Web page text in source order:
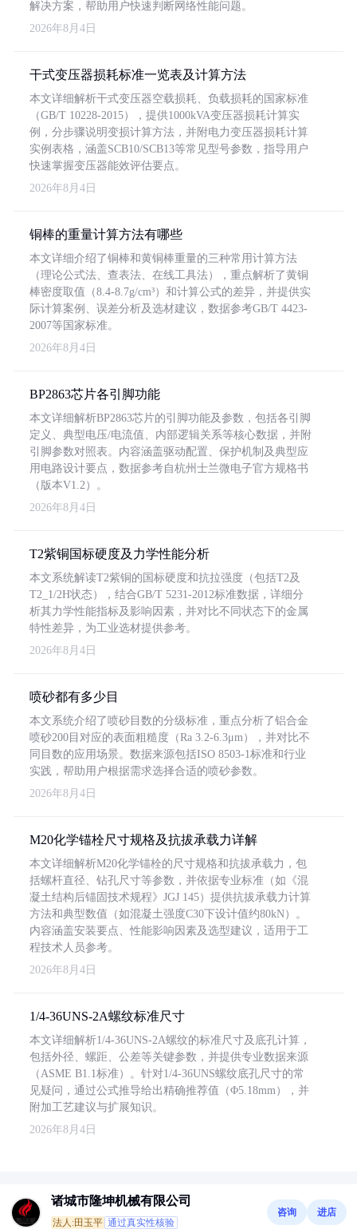
解决方案，帮助用户快速判断网络性能问题。
2026年8月4日
干式变压器损耗标准一览表及计算方法
本文详细解析干式变压器空载损耗、负载损耗的国家标准
（GB/T 10228-2015），提供1000kVA变压器损耗计算实
例，分步骤说明变损计算方法，并附电力变压器损耗计算
实例表格，涵盖SCB10/SCB13等常见型号参数，指导用户
快速掌握变压器能效评估要点。
2026年8月4日
铜棒的重量计算方法有哪些
本文详细介绍了铜棒和黄铜棒重量的三种常用计算方法
（理论公式法、查表法、在线工具法），重点解析了黄铜
棒密度取值（8.4-8.7g/cm³）和计算公式的差异，并提供实
际计算案例、误差分析及选材建议，数据参考GB/T 4423-
2007等国家标准。
2026年8月4日
BP2863芯片各引脚功能
本文详细解析BP2863芯片的引脚功能及参数，包括各引脚
定义、典型电压/电流值、内部逻辑关系等核心数据，并附
引脚参数对照表。内容涵盖驱动配置、保护机制及典型应
用电路设计要点，数据参考自杭州士兰微电子官方规格书
（版本V1.2）。
2026年8月4日
T2紫铜国标硬度及力学性能分析
本文系统解读T2紫铜的国标硬度和抗拉强度（包括T2及
T2_1/2H状态），结合GB/T 5231-2012标准数据，详细分
析其力学性能指标及影响因素，并对比不同状态下的金属
特性差异，为工业选材提供参考。
2026年8月4日
喷砂都有多少目
本文系统介绍了喷砂目数的分级标准，重点分析了铝合金
喷砂200目对应的表面粗糙度（Ra 3.2-6.3μm），并对比不
同目数的应用场景。数据来源包括ISO 8503-1标准和行业
实践，帮助用户根据需求选择合适的喷砂参数。
2026年8月4日
M20化学锚栓尺寸规格及抗拔承载力详解
本文详细解析M20化学锚栓的尺寸规格和抗拔承载力，包
括螺杆直径、钻孔尺寸等参数，并依据专业标准（如《混
凝土结构后锚固技术规程》JGJ 145）提供抗拔承载力计算
方法和典型数值（如混凝土强度C30下设计值约80kN）。
内容涵盖安装要点、性能影响因素及选型建议，适用于工
程技术人员参考。
2026年8月4日
1/4-36UNS-2A螺纹标准尺寸
本文详细解析1/4-36UNS-2A螺纹的标准尺寸及底孔计算，
包括外径、螺距、公差等关键参数，并提供专业数据来源
（ASME B1.1标准）。针对1/4-36UNS螺纹底孔尺寸的常
见疑问，通过公式推导给出精确推荐值（Φ5.18mm），并
附加工艺建议与扩展知识。
2026年8月4日
诸城市隆坤机械有限公司
法人:田玉平 通过真实性核验
咨询 进店